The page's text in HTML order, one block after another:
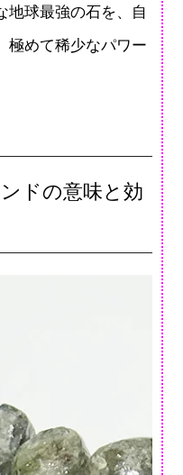
地球最強の石を、自
極めて稀少なパワー
ドの意味と効